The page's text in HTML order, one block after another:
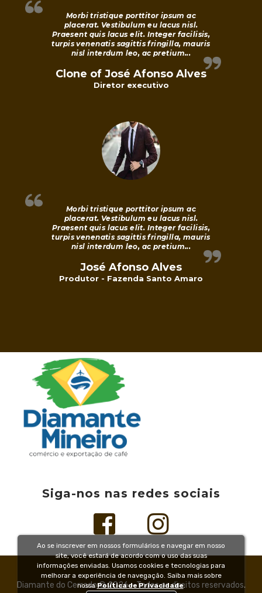
Morbi tristique porttitor ipsum ac
placerat. Vestibulum eu lacus nisl.
Praesent quis lacus elit. Integer facilisis,
turpis venenatis sagittis fringilla, mauris
nisl interdum leo, ac pretium...
Clone of José Afonso Alves
Diretor executivo
Morbi tristique porttitor ipsum ac
placerat. Vestibulum eu lacus nisl.
Praesent quis lacus elit. Integer facilisis,
turpis venenatis sagittis fringilla, mauris
nisl interdum leo, ac pretium...
José Afonso Alves
Produtor - Fazenda Santo Amaro
Siga-nos nas redes sociais
Diamante do Cerrado © 2026 - Todos os direitos reservados.
Ao se inscrever em nossos formulários e navegar em nosso
site, você estará de acordo com o uso das suas
informações enviadas. Usamos cookies e tecnologias para
melhorar a experiência de navegação. Saiba mais sobre
nossaPolítica de Privacidade.